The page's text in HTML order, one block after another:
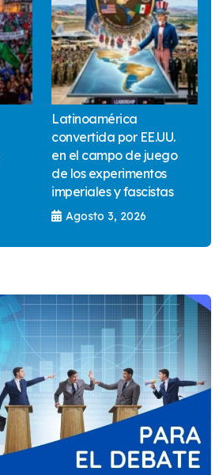
Latinoamérica
convertida por EE.UU.
en el campo de juego
de los experimentos
imperiales y fascistas
Agosto 3, 2026